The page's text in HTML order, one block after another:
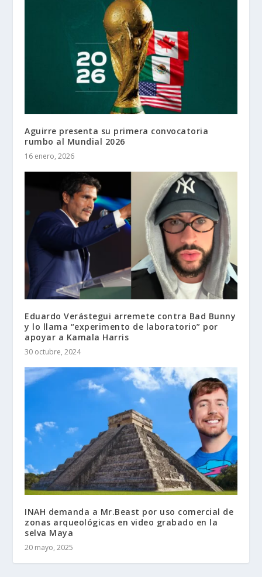
Aguirre presenta su primera convocatoria
rumbo al Mundial 2026
16 enero, 2026
Eduardo Verástegui arremete contra Bad Bunny
y lo llama “experimento de laboratorio” por
apoyar a Kamala Harris
30 octubre, 2024
INAH demanda a Mr.Beast por uso comercial de
zonas arqueológicas en video grabado en la
selva Maya
20 mayo, 2025